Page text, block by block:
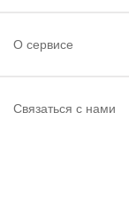
О сервисе
Связаться с нами